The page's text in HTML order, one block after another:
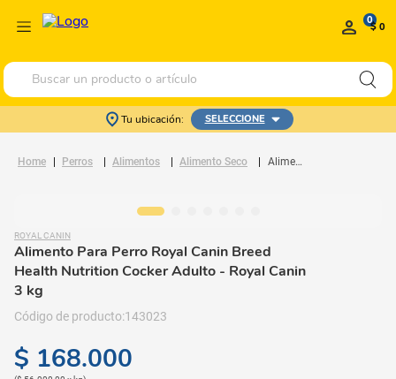
0$ 0
Buscar un producto o artículo
Tu ubicación: SELECCIONE
Perros Alimentos Alimento Seco Alimento Para Perro Royal Canin Breed Health Nutrition Cocker Adulto
ROYAL CANIN
Alimento Para Perro Royal Canin Breed
Health Nutrition Cocker Adulto - Royal Canin
3 kg
143023
$ 168.000